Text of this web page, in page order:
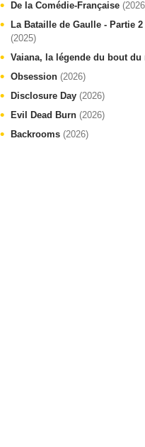
De la Comédie-Française
La Bataille de Gaulle - Partie
(2025)
Vaiana, la légende du bout du
Obsession (2026)
Disclosure Day (2026)
Evil Dead Burn (2026)
Backrooms (2026)